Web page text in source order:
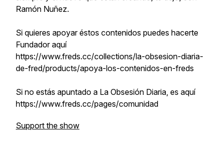
Ramón Nuñez.
Si quieres apoyar éstos contenidos puedes hacerte
Fundador aquí
https://www.freds.cc/collections/la-obsesion-diaria-
de-fred/products/apoya-los-contenidos-en-freds
Si no estás apuntado a La Obsesión Diaria, es aquí
https://www.freds.cc/pages/comunidad
Support the show